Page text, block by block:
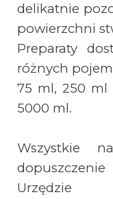
delikatnie
powierzchni
Preparaty
różnych
75 ml, 250 ml
5000 ml.
Wszystkie
Urzędzie